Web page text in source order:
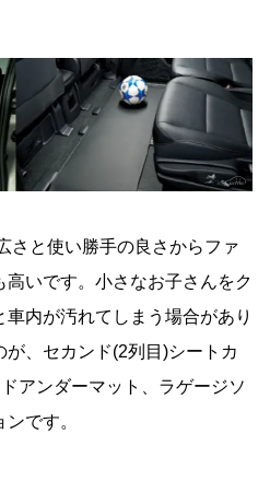
さと使い勝手の良さからファ
高いです。小さなお子さんをク
内が汚れてしまう場合があり
が、セカンド(2列目)シートカ
アンダーマット、ラゲージソ
です。